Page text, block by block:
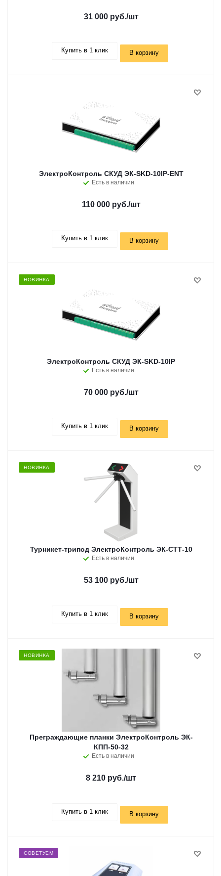
31 000 руб./шт
Купить в 1 клик В корзину
ЭлектроКонтроль СКУД ЭК-SKD-10IP-ENT
Есть в наличии
110 000 руб./шт
Купить в 1 клик В корзину
НОВИНКА
ЭлектроКонтроль СКУД ЭК-SKD-10IP
Есть в наличии
70 000 руб./шт
Купить в 1 клик В корзину
НОВИНКА
Турникет-трипод ЭлектроКонтроль ЭК-СТТ-10
Есть в наличии
53 100 руб./шт
Купить в 1 клик В корзину
НОВИНКА
Преграждающие планки ЭлектроКонтроль ЭК-
КПП-50-32
Есть в наличии
8 210 руб./шт
Купить в 1 клик В корзину
СОВЕТУЕМ